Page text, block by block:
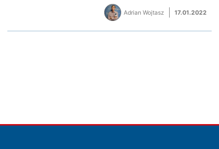
Adrian Wojtasz 17.01.2022